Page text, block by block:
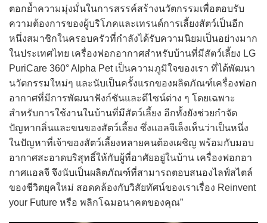
ตอกย้ำความมุ่งมั่นในการสรรค์สร้างนวัตกรรมเพื่อตอบรับ
ความต้องการของผู้บริโภคและเทรนด์การเลี้ยงสัตว์เป็นอีก
หนึ่งสมาชิกในครอบครัวที่กำลังได้รับความนิยมเป็นอย่างมาก
ในประเทศไทย เครื่องฟอกอากาศสำหรับบ้านที่มีสัตว์เลี้ยง LG
PuriCare 360° Alpha Pet เป็นความภูมิใจของเรา ที่ได้พัฒนา
นวัตกรรมใหม่ๆ และนับเป็นครั้งแรกของผลิตภัณฑ์เครื่องฟอก
อากาศที่มีการพัฒนาฟังก์ชันและดีไซน์ต่าง ๆ โดยเฉพาะ
สำหรับการใช้งานในบ้านที่มีสัตว์เลี้ยง อีกทั้งยังช่วยกำจัด
ปัญหากลิ่นและขนของสัตว์เลี้ยง ซึ่งแอลจีเล็งเห็นว่าเป็นหนึ่ง
ในปัญหาที่เจ้าของสัตว์เลี้ยงหลายคนต้องเผชิญ พร้อมกับมอบ
อากาศสะอาดบริสุทธิ์ให้กับผู้ที่อาศัยอยู่ในบ้าน เครื่องฟอกอา
กาศแอลจี จึงนับเป็นผลิตภัณฑ์ที่สามารถตอบสนองไลฟ์สไตล์
ของชีวิตยุคใหม่ สอดคล้องกับวิสัยทัศน์ของเราเรื่อง Reinvent
your Future หรือ พลิกโฉมอนาคตของคุณ”